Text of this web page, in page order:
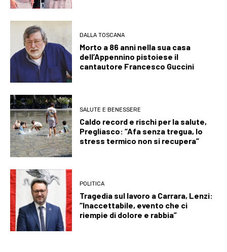
DALLA TOSCANA
Morto a 86 anni nella sua casa
dell’Appennino pistoiese il
cantautore Francesco Guccini
SALUTE E BENESSERE
Caldo record e rischi per la salute,
Pregliasco: “Afa senza tregua, lo
stress termico non si recupera”
POLITICA
Tragedia sul lavoro a Carrara, Lenzi:
“Inaccettabile, evento che ci
riempie di dolore e rabbia”